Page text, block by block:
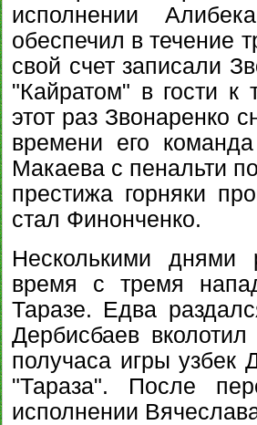
исполнении
обеспечил в течение
свой счет записали
"Кайратом" в гости
этот раз Звонаренко
времени его
Макаева с пенальти
престижа горняки
стал Финонченко.
Несколькими днями
время с тремя
Таразе. Едва
Дербисбаев
получаса игры узбек
"Тараза". После
исполнении